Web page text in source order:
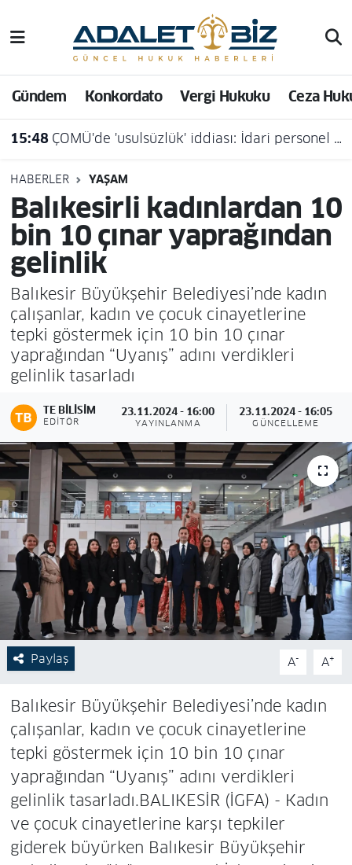
Gündem Konkordato Vergi Hukuku Ceza
15:48 ÇOMÜ'de 'usulsüzlük' iddiası: İdari personel açığa alındı
HABERLER YAŞAM
Balıkesirli kadınlardan 10
bin 10 çınar yaprağından
gelinlik
Balıkesir Büyükşehir Belediyesi’nde kadın
çalışanlar, kadın ve çocuk cinayetlerine
tepki göstermek için 10 bin 10 çınar
yaprağından “Uyanış” adını verdikleri
gelinlik tasarladı
TE BILISIM
EDITÖR
23.11.2024 - 16:00
YAYINLANMA
23.11.2024 - 16:05
GÜNCELLEME
Paylaş A- A+
Balıkesir Büyükşehir Belediyesi’nde kadın
çalışanlar, kadın ve çocuk cinayetlerine
tepki göstermek için 10 bin 10 çınar
yaprağından “Uyanış” adını verdikleri
gelinlik tasarladı.BALIKESİR (İGFA) - Kadın
ve çocuk cinayetlerine karşı tepkiler
giderek büyürken Balıkesir Büyükşehir
Hava Durumu
Trafik Durumu
Süper Lig Puan Durumu ve Fikstür
Tüm Manşetler
Son Dakika Haberleri
Haber Arşivi